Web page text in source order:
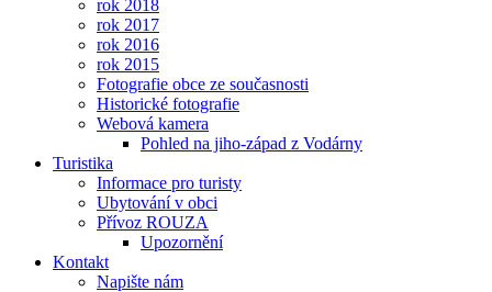
rok 2018
rok 2017
rok 2016
rok 2015
Fotografie obce ze současnosti
Historické fotografie
Webová kamera
Pohled na jiho-západ z Vodárny
Turistika
Informace pro turisty
Ubytování v obci
Přívoz ROUZA
Upozornění
Kontakt
Napište nám